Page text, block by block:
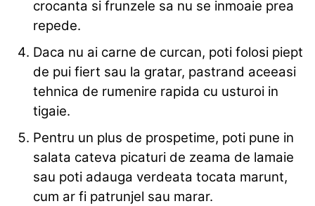
crocanta si frunzele sa nu se inmoaie prea
repede.
Daca nu ai carne de curcan, poti folosi piept
de pui fiert sau la gratar, pastrand aceeasi
tehnica de rumenire rapida cu usturoi in
tigaie.
Pentru un plus de prospetime, poti pune in
salata cateva picaturi de zeama de lamaie
sau poti adauga verdeata tocata marunt,
cum ar fi patrunjel sau marar.